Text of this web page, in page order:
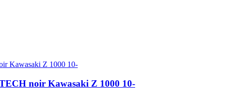
noir Kawasaki Z 1000 10-